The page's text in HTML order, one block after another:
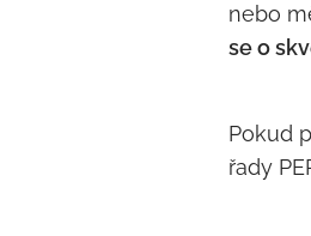
nebo
se o
Pokud
řady